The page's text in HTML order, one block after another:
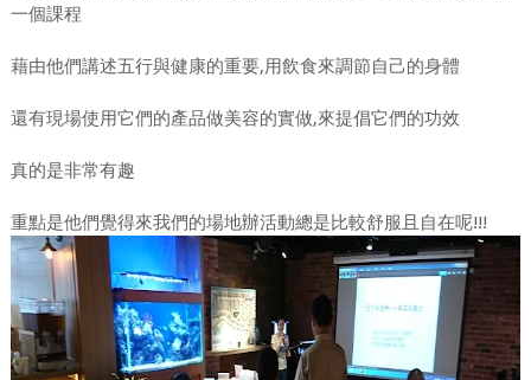
一個課程
藉由他們講述五行與健康的重要,用飲食來調節自己的身體
還有現場使用它們的產品做美容的實做,來提倡它們的功效
真的是非常有趣
重點是他們覺得來我們的場地辦活動總是比較舒服且自在呢!!!